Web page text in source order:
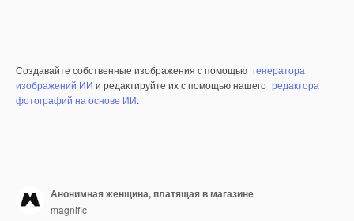
Создавайте собственные изображения с помощью генератора
изображений ИИ и редактируйте их с помощью нашего редактора
фотографий на основе ИИ.
Анонимная женщина, платящая в магазине
magnific